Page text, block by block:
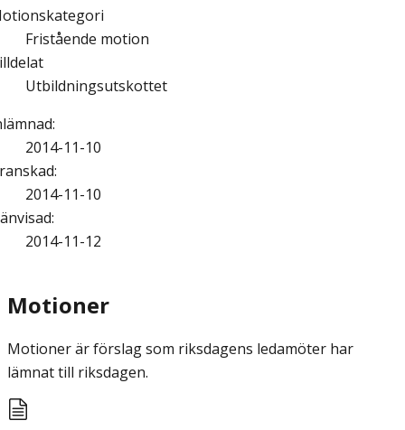
Fristående motion
Utbildningsutskottet
:
2014-11-10
:
2014-11-10
:
2014-11-12
Motioner
Motioner är förslag som riksdagens ledamöter har
lämnat till riksdagen.